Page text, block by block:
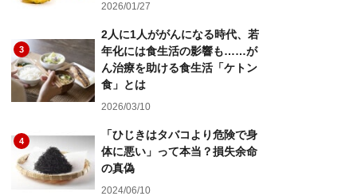
2026/01/27
3
2人に1人ががんになる時代、若
年化には食生活の影響も……が
ん治療を助ける食生活「ケトン
食」とは
2026/03/10
4
「ひじきはタバコより危険で身
体に悪い」って本当？損失余命
の真偽
2024/06/10